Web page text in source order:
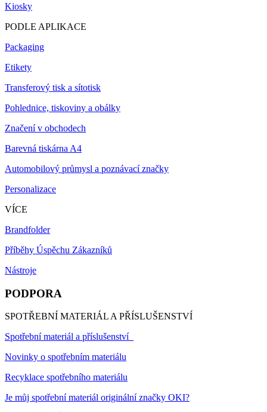
Kiosky
PODLE APLIKACE
Packaging
Etikety
Transferový tisk a sítotisk
Pohlednice, tiskoviny a obálky
Značení v obchodech
Barevná tiskárna A4
Automobilový průmysl a poznávací značky
Personalizace
VÍCE
Brandfolder
Příběhy Úspěchu Zákazníků
Nástroje
PODPORA
SPOTŘEBNÍ MATERIÁL A PŘÍSLUŠENSTVÍ
Spotřební materiál a příslušenství
Novinky o spotřebním materiálu
Recyklace spotřebního materiálu
Je můj spotřební materiál originální značky OKI?